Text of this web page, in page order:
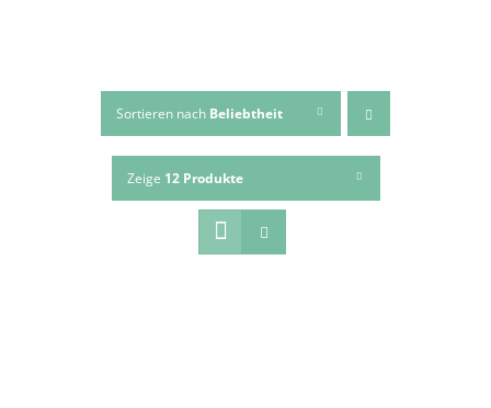
Sortieren nach Beliebtheit
Zeige 12 Produkte